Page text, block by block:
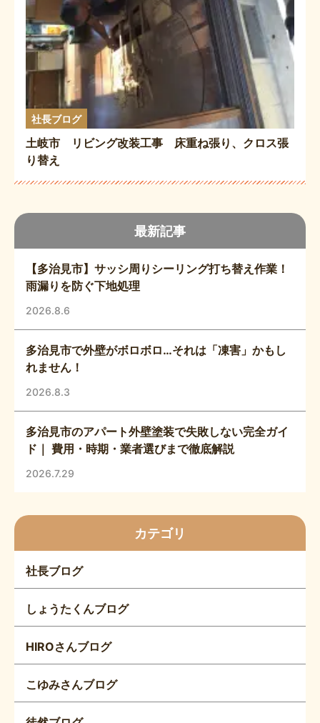
最新記事
【多治見市】サッシ周りシーリング打ち替え作業！
雨漏りを防ぐ下地処理
2026.8.6
多治見市で外壁がボロボロ…それは「凍害」かもし
れません！
2026.8.3
多治見市のアパート外壁塗装で失敗しない完全ガイ
ド｜ 費用・時期・業者選びまで徹底解説
2026.7.29
カテゴリ
社長ブログ
しょうたくんブログ
HIROさんブログ
こゆみさんブログ
社長ブログ
土岐市 リビング改装工事 床重ね張り、クロス張
り替え